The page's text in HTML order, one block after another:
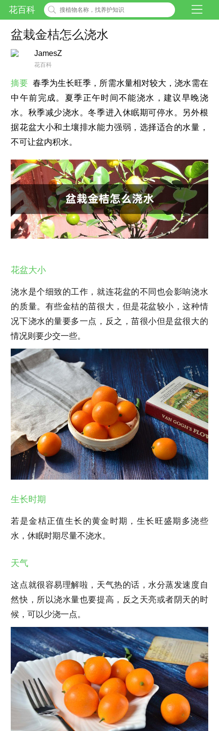
花百科
盆栽金桔怎么浇水
JamesZ
花百科
摘要 春季为生长旺季，所需水量相对较大，浇水需在
中午前完成。夏季正午时间不能浇水，建议早晚浇
水。秋季减少浇水。冬季进入休眠期可停水。另外根
据花盆大小和土壤排水能力强弱，选择适合的水量，
不可让盆内积水。
花盆大小
浇水是个细致的工作，就连花盆的不同也会影响浇水
的质量。有些金桔的苗很大，但是花盆较小，这种情
况下浇水的量要多一点，反之，苗很小但是盆很大的
情况则要少交一些。
生长时期
若是金桔正值生长的黄金时期，生长旺盛期多浇些
水，休眠时期尽量不浇水。
天气
这点就很容易理解啦，天气热的话，水分蒸发速度自
然快，所以浇水量也要提高，反之天亮或者阴天的时
候，可以少浇一点。